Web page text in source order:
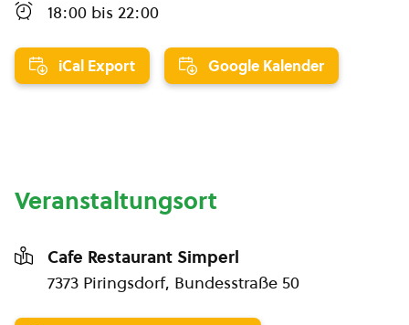
18:00 bis 22:00
iCal Export Google Kalender
Veranstaltungsort
Cafe Restaurant Simperl
7373 Piringsdorf, Bundesstraße 50